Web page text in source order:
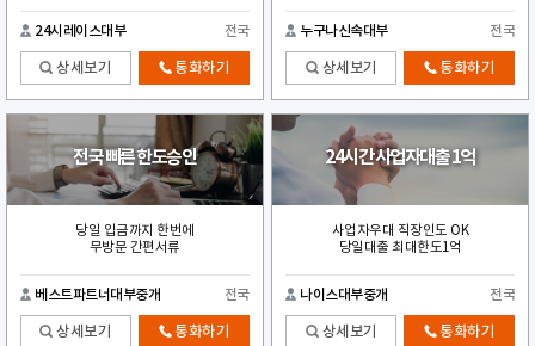
24시레이스대부 전국
상세보기 통화하기
누구나신속대부 전국
상세보기 통화하기
전국 빠른 한도승인
당일 입금까지 한번에
무방문 간편서류
베스트파트너대부중개 전국
상세보기 통화하기
24시간 사업자대출 1억
사업자우대 직장인도 OK
당일대출 최대한도1억
나이스대부중개 전국
상세보기 통화하기